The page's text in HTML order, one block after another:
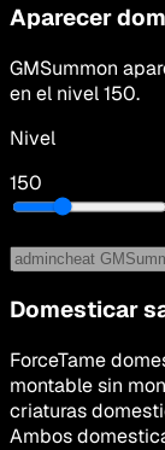
Aparecer
GMSummon
en el nivel150.
Nivel
150
Domesticar
ForceTame
montable sin
criaturas
Ambos